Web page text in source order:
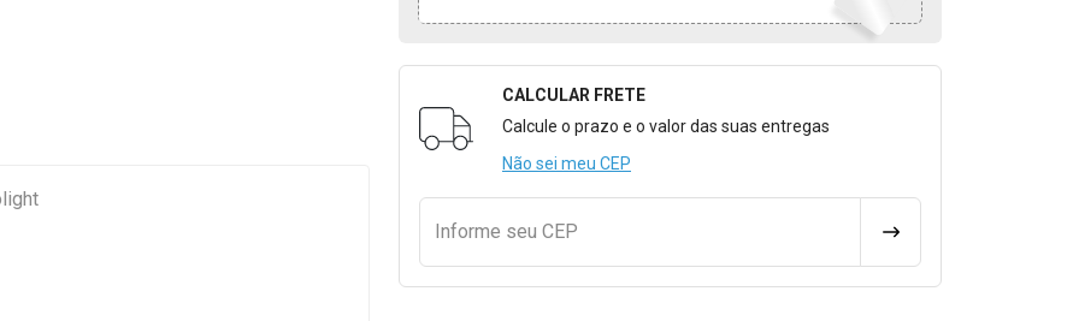
Formulário para Calcular o Frete
CALCULAR FRETE
Calcule o prazo e o valor das suas entregas
Não sei meu CEP
Informe seu CEP CALCULAR FRETE